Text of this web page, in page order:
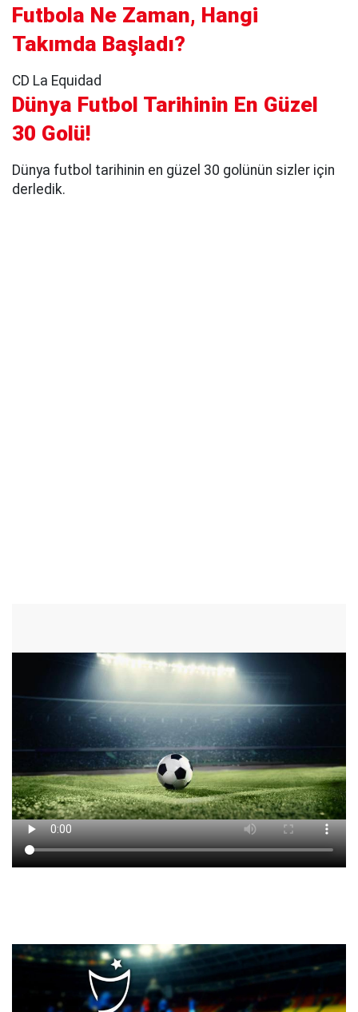
Futbola Ne Zaman, Hangi
Takımda Başladı?
CD La Equidad
Dünya Futbol Tarihinin En Güzel
30 Golü!
Dünya futbol tarihinin en güzel 30 golünün sizler için
derledik.